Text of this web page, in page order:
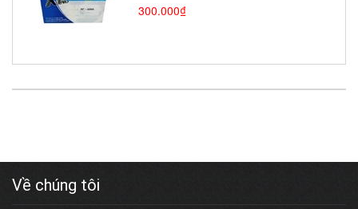
300.000₫
Về chúng tôi